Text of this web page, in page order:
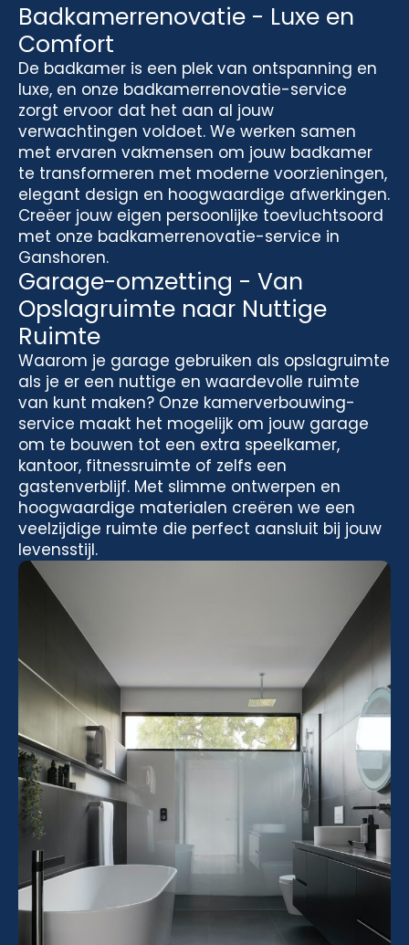
Badkamerrenovatie - Luxe en
Comfort
De badkamer is een plek van ontspanning en
luxe, en onze badkamerrenovatie-service
zorgt ervoor dat het aan al jouw
verwachtingen voldoet. We werken samen
met ervaren vakmensen om jouw badkamer
te transformeren met moderne voorzieningen,
elegant design en hoogwaardige afwerkingen.
Creëer jouw eigen persoonlijke toevluchtsoord
met onze badkamerrenovatie-service in
Ganshoren.
Garage-omzetting - Van
Opslagruimte naar Nuttige
Ruimte
Waarom je garage gebruiken als opslagruimte
als je er een nuttige en waardevolle ruimte
van kunt maken? Onze kamerverbouwing-
service maakt het mogelijk om jouw garage
om te bouwen tot een extra speelkamer,
kantoor, fitnessruimte of zelfs een
gastenverblijf. Met slimme ontwerpen en
hoogwaardige materialen creëren we een
veelzijdige ruimte die perfect aansluit bij jouw
levensstijl.